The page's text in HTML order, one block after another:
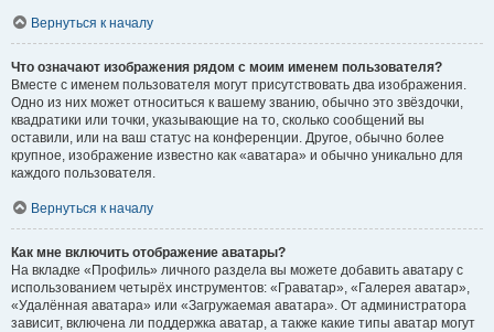
Вернуться к началу
Что означают изображения рядом с моим именем пользователя?
Вместе с именем пользователя могут присутствовать два изображения.
Одно из них может относиться к вашему званию, обычно это звёздочки,
квадратики или точки, указывающие на то, сколько сообщений вы
оставили, или на ваш статус на конференции. Другое, обычно более
крупное, изображение известно как «аватара» и обычно уникально для
каждого пользователя.
Вернуться к началу
Как мне включить отображение аватары?
На вкладке «Профиль» личного раздела вы можете добавить аватару с
использованием четырёх инструментов: «Граватар», «Галерея аватар»,
«Удалённая аватара» или «Загружаемая аватара». От администратора
зависит, включена ли поддержка аватар, а также какие типы аватар могут